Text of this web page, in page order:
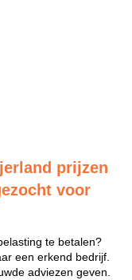
prijzen
voor
te betalen?
een erkend bedrijf.
adviezen geven.